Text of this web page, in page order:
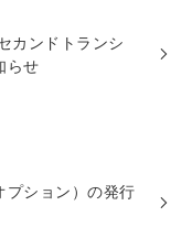
カンドトランシ
らせ
プション）の発行